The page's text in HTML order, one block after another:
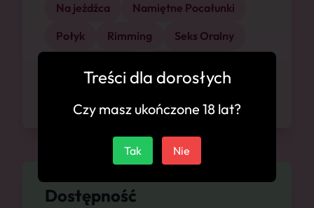
Na jeźdźca
Namiętne Pocałunki
Połyk
Rimming
Seks Oralny
Dostępność
Treści dla dorosłych
Czy masz ukończone 18 lat?
Tak Nie